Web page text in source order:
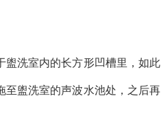
盥洗室内的长方形凹槽里，如此
至盥洗室的声波水池处，之后再